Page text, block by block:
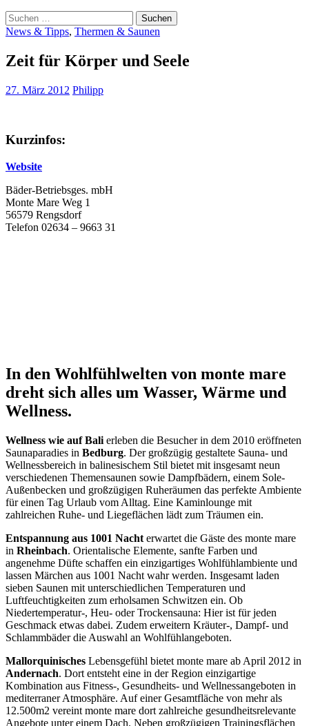
Suchen
nach:
News & Tipps, Thermen & Saunen
Zeit für Körper und Seele
27. März 2012 Philipp
Kurzinfos:
Website
Bäder-Betriebsges. mbH
Monte Mare Weg 1
56579 Rengsdorf
Telefon 02634 – 9663 31
In den Wohlfühlwelten von monte mare
dreht sich alles um Wasser, Wärme und
Wellness.
Wellness wie auf Bali erleben die Besucher in dem 2010 eröffneten
Saunaparadies in Bedburg. Der großzügig gestaltete Sauna- und
Wellnessbereich in balinesischem Stil bietet mit insgesamt neun
verschiedenen Themensaunen sowie Dampfbädern, einem Sole-
Außenbecken und großzügigen Ruheräumen das perfekte Ambiente
für einen Tag Urlaub vom Alltag. Eine Kaminlounge mit
zahlreichen Ruhe- und Liegeflächen lädt zum Träumen ein.
Entspannung aus 1001 Nacht erwartet die Gäste des monte mare
in Rheinbach. Orientalische Elemente, sanfte Farben und
angenehme Düfte schaffen ein einzigartiges Wohlfühlambiente und
lassen Märchen aus 1001 Nacht wahr werden. Insgesamt laden
sieben Saunen mit unterschiedlichen Temperaturen und
Luftfeuchtigkeiten zum erholsamen Schwitzen ein. Ob
Niedertemperatur-, Heu- oder Trockensauna: Hier ist für jeden
Geschmack etwas dabei. Zudem erweitern Kräuter-, Dampf- und
Schlammbäder die Auswahl an Wohlfühlangeboten.
Mallorquinisches Lebensgefühl bietet monte mare ab April 2012 in
Andernach. Dort entsteht eine in der Region einzigartige
Kombination aus Fitness-, Gesundheits- und Wellnessangeboten in
mediterraner Atmosphäre. Auf einer Gesamtfläche von mehr als
12.500m2 vereint monte mare dort zahlreiche gesundheitsrelevante
Angebote unter einem Dach. Neben großzügigen Trainingsflächen